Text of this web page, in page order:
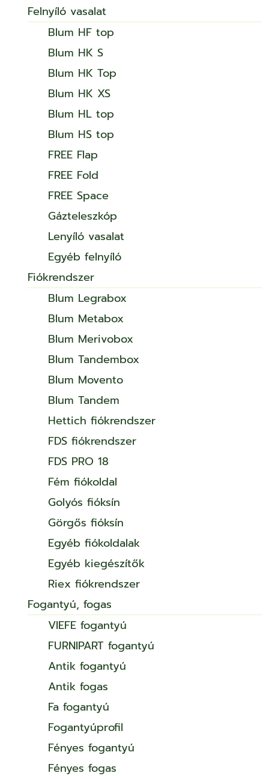
Felnyíló vasalat
Blum HF top
Blum HK S
Blum HK Top
Blum HK XS
Blum HL top
Blum HS top
FREE Flap
FREE Fold
FREE Space
Gázteleszkóp
Lenyíló vasalat
Egyéb felnyíló
Fiókrendszer
Blum Legrabox
Blum Metabox
Blum Merivobox
Blum Tandembox
Blum Movento
Blum Tandem
Hettich fiókrendszer
FDS fiókrendszer
FDS PRO 18
Fém fiókoldal
Golyós fióksín
Görgős fióksín
Egyéb fiókoldalak
Egyéb kiegészítők
Riex fiókrendszer
Fogantyú, fogas
VIEFE fogantyú
FURNIPART fogantyú
Antik fogantyú
Antik fogas
Fa fogantyú
Fogantyúprofil
Fényes fogantyú
Fényes fogas